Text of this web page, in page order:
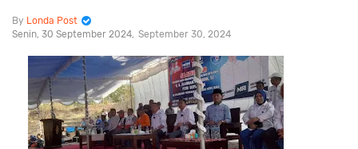
Londa Post
Senin, 30 September 2024 September 30, 2024